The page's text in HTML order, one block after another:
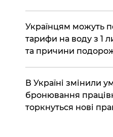
Українцям можуть
тарифи на воду з 1
та причини
В Україні змінили
бронювання
торкнуться нові